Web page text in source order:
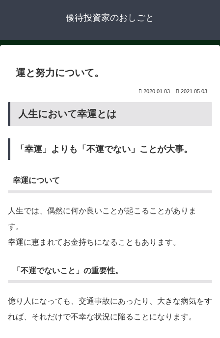
優待投資家のおしごと
運と努力について。
2020.01.03 2021.05.03
人生において幸運とは
「幸運」よりも「不運でない」ことが大事。
幸運について
人生では、偶然に何か良いことが起こることがありま
す。
幸運に恵まれてお金持ちになることもあります。
「不運でないこと」の重要性。
億り人になっても、交通事故にあったり、大きな病気をす
れば、それだけで不幸な状況に陥ることになります。